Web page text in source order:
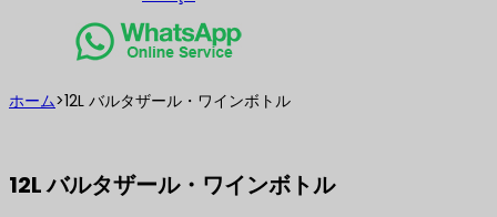
ホーム>12L バルタザール・ワインボトル
12L バルタザール・ワインボトル